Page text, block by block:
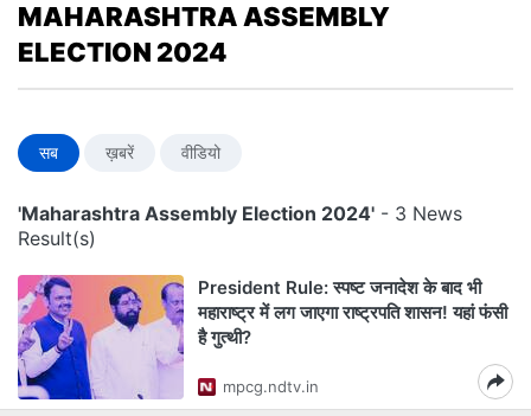
MAHARASHTRA ASSEMBLY
ELECTION 2024
सब ख़बरें वीडियो
'Maharashtra Assembly Election 2024' - 3 News
Result(s)
President Rule: स्पष्ट जनादेश के बाद भी
महाराष्ट्र में लग जाएगा राष्ट्रपति शासन! यहां फंसी
है गुत्थी?
mpcg.ndtv.in